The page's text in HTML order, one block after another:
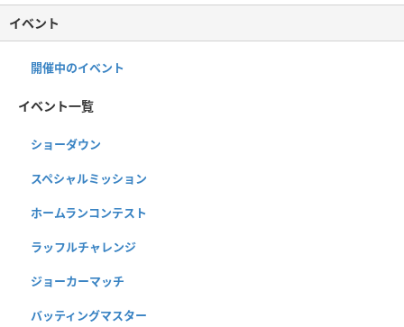
イベント
開催中のイベント
イベント一覧
ショーダウン
スペシャルミッション
ホームランコンテスト
ラッフルチャレンジ
ジョーカーマッチ
バッティングマスター